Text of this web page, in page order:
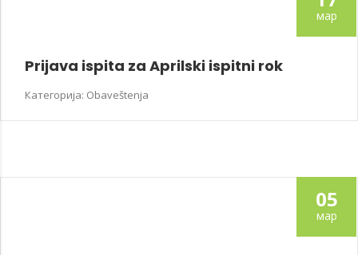
мар
Prijava ispita za Aprilski ispitni rok
Категорија: Obaveštenja
05
мар